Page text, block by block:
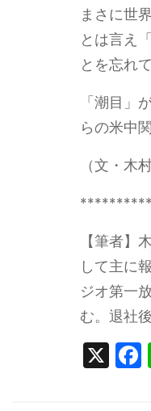
まさに世
とは言え
とを忘れ
「潮目」
らの米中
（文・木
【筆者
して主に
ジオ第一
む。退社
X